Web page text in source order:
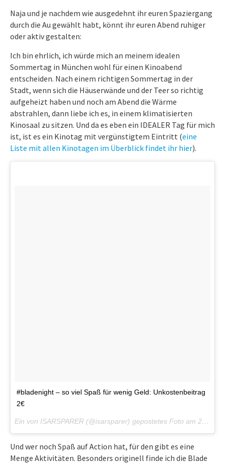
Naja und je nachdem wie ausgedehnt ihr euren Spaziergang
durch die Au gewählt habt, könnt ihr euren Abend ruhiger
oder aktiv gestalten:
Ich bin ehrlich, ich würde mich an meinem idealen
Sommertag in München wohl für einen Kinoabend
entscheiden. Nach einem richtigen Sommertag in der
Stadt, wenn sich die Häuserwände und der Teer so richtig
aufgeheizt haben und noch am Abend die Wärme
abstrahlen, dann liebe ich es, in einem klimatisierten
Kinosaal zu sitzen. Und da es eben ein IDEALER Tag für mich
ist, ist es ein Kinotag mit vergünstigtem Eintritt (eine
Liste mit allen Kinotagen im Überblick findet ihr hier).
#bladenight – so viel Spaß für wenig Geld: Unkostenbeitrag
2€
Ein von ISARSPARER (@isarsparer) gepostetes Foto am 20. Mai 2014 um 15:04 Uhr
Und wer noch Spaß auf Action hat, für den gibt es eine
Menge Aktivitäten. Besonders originell finde ich die Blade